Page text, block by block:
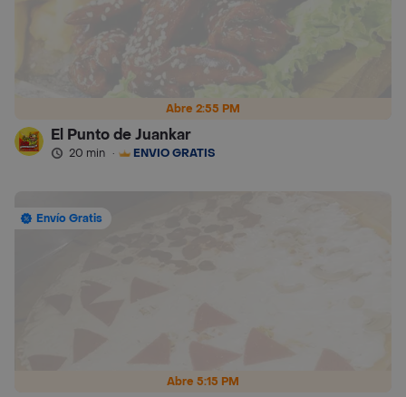
Abre 2:55 PM
El Punto de Juankar
20 min · ENVÍO GRATIS
Abre 5:15 PM
Envío Gratis